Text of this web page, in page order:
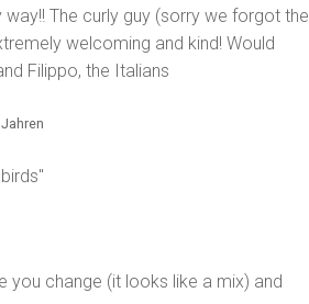
The curly guy (sorry we forgot the
welcoming and kind! Would
Filippo, the Italians
you change (it looks like a mix) and